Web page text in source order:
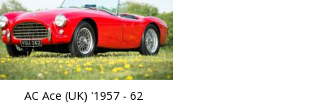
AC Ace (UK) '1957 - 62